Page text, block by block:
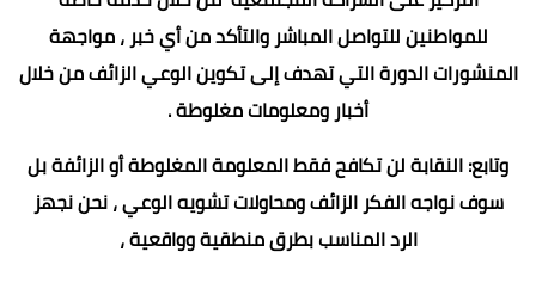
للمواطنين للتواصل المباشر والتأكد من أي خبر ، مواجهة
المنشورات الدورة التي تهدف إلى تكوين الوعي الزائف من خلال
أخبار ومعلومات مغلوطة .
وتابع: النقابة لن تكافح فقط المعلومة المغلوطة أو الزائفة بل
سوف نواجه الفكر الزائف ومحاولات تشويه الوعي ، نحن نجهز
الرد المناسب بطرق منطقية وواقعية ،